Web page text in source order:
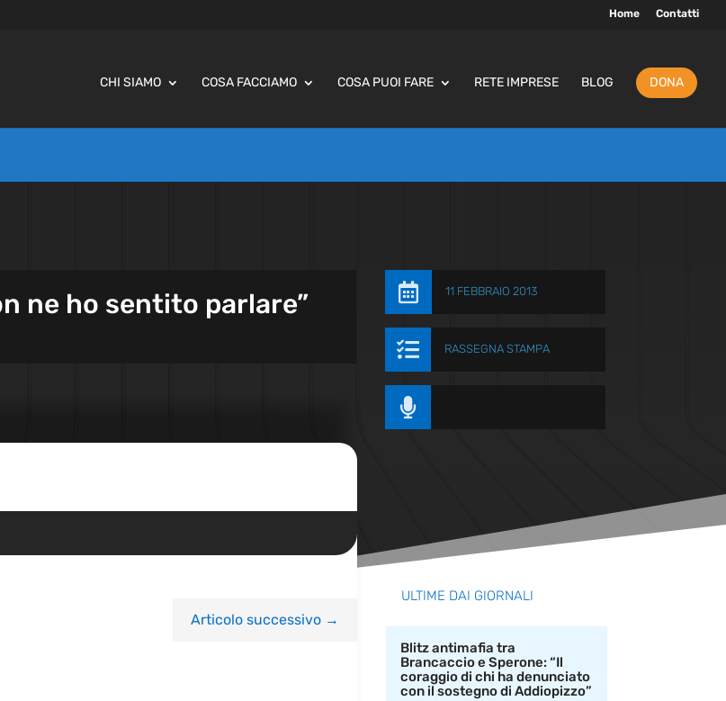
Home Contatti
CHI SIAMO COSA FACCIAMO COSA PUOI FARE RETE IMPRESE BLOG DONA
ne ho sentito parlare”  11 FEBBRAIO 2013
 RASSEGNA STAMPA

Articolo successivo→
ULTIME DAI GIORNALI
Blitz antimafia tra
Brancaccio e Sperone: “Il
coraggio di chi ha denunciato
con il sostegno di Addiopizzo”